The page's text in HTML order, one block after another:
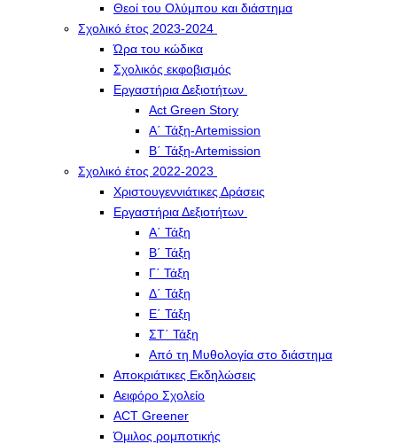
Θεοί του Ολύμπου και διάστημα
Σχολικό έτος 2023-2024
Ώρα του κώδικα
Σχολικός εκφοβισμός
Εργαστήρια Δεξιοτήτων
Act Green Story
Α΄ Τάξη-Artemission
Β΄ Τάξη-Artemission
Σχολικό έτος 2022-2023
Χριστουγεννιάτικες Δράσεις
Εργαστήρια Δεξιοτήτων
Α΄ Τάξη
Β΄ Τάξη
Γ΄ Τάξη
Δ΄ Τάξη
Ε΄ Τάξη
ΣΤ΄ Τάξη
Από τη Μυθολογία στο διάστημα
Αποκριάτικες Εκδηλώσεις
Αειφόρο Σχολείο
ACT Greener
Όμιλος ρομποτικής